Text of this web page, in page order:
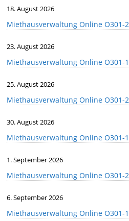
18. August 2026
Miethausverwaltung Online O301-2
23. August 2026
Miethausverwaltung Online O301-1
25. August 2026
Miethausverwaltung Online O301-2
30. August 2026
Miethausverwaltung Online O301-1
1. September 2026
Miethausverwaltung Online O301-2
6. September 2026
Miethausverwaltung Online O301-1